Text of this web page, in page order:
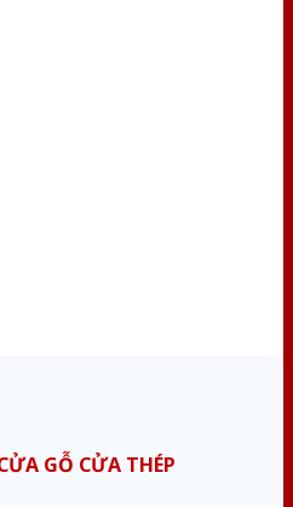
GỖ CỬA THÉP